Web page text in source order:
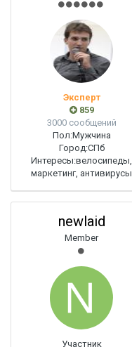
Эксперт
859
3000 сообщений
Пол:Мужчина
Город:СПб
Интересы:велосипеды,
маркетинг, антивирусы
newlaid
Member
Участник